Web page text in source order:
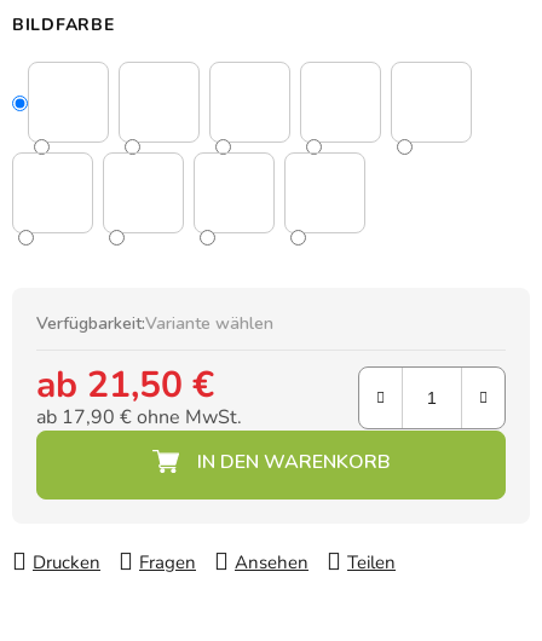
BILDFARBE
Verfügbarkeit:Variante wählen
ab 21,50 €
ab 17,90 €ohne MwSt.
Drucken Fragen Ansehen Teilen